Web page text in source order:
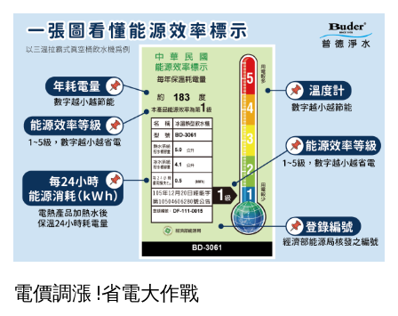
電價調漲 !省電大作戰